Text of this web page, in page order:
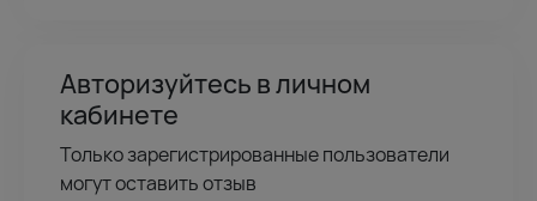
Авторизуйтесь в личном
кабинете
Только зарегистрированные пользователи
могут оставить отзыв